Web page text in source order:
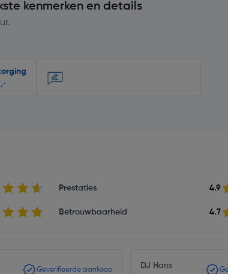
kenmerken en details
Prestaties 4.9
Betrouwbaarheid 4.7
Geverifieerde aankoop DJ Hans